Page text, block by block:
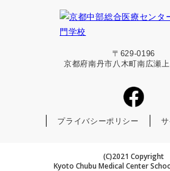
〒629-0196
京都府南丹市八木町南広瀬
プライバシーポリシー
(C)2021 Copyright
Kyoto Chubu Medical Center